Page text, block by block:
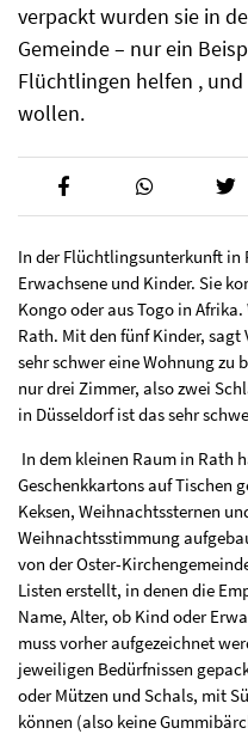
verpackt wurden sie in
Gemeinde – nur ein
Flüchtlingen helfen ,
wollen.
In der Flüchtlingsunterkunft in
Erwachsene und Kinder. Sie
Kongo oder aus Togo in
Rath. Mit den fünf Kinder, sagt
sehr schwer eine Wohnung
nur drei Zimmer, also zwei
in Düsseldorf ist das sehr
In dem kleinen Raum in Rath
Geschenkkartons auf Tischen
Keksen, Weihnachtssternen
Weihnachtsstimmung
von der Oster-
Listen erstellt, in denen die
Name, Alter, ob Kind oder
muss vorher aufgezeichnet
jeweiligen Bedürfnissen
oder Mützen und Schals, mit
können (also keine